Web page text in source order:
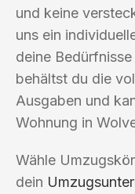
und keine
uns ein
deine
behältst du die
Ausgaben und
Wohnung in
Wähle
dein